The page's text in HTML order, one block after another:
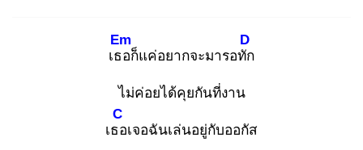
เธอ
Em
ก็แค่อยากจะมารอทัก
D
ไม่ค่อยได้คุยกันที่งาน
เธอ
C
เจอฉันเล่นอยู่กับออกัส